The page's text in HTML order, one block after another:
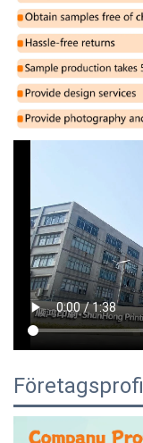
Företagsprofil